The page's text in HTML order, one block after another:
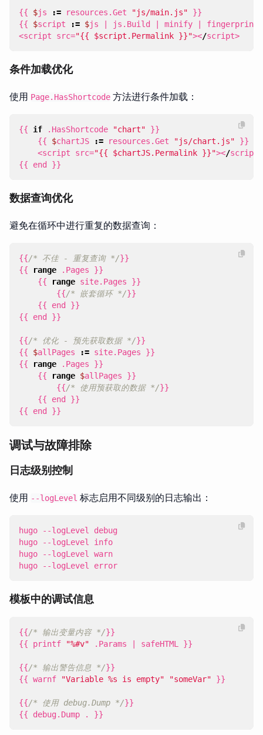
{{ $js := resources .Get "js/main.js"
}}
{{
$script := $js js . Build minify
fingerprint
<script src="{{ $script.Permalink }}"></script>
条件加载优化
使用 Page.HasShortcode 方法进行条件加载：
{{ if . HasShortcode "chart"
}}
{{
$chartJS := resources .Get "js/chart.js"
}}
<script src="{{ $chartJS.Permalink }}"></script
{{
end }}
数据查询优化
避免在循环中进行重复的数据查询：
{{/* 不佳 - 重复查询 */}}
{{
range . Pages
}}
{{
range site. Pages
}}
{{/* 嵌套循环 */}}
{{
end
}}
{{
end }}
{{/* 优化 - 预先获取数据 */}}
{{
$allPages := site. Pages
}}
{{
range . Pages
}}
{{
range $allPages
}}
{{/* 使用预获取的数据 */}}
{{
end
}}
{{
end }}
调试与故障排除
日志级别控制
使用 --logLevel 标志启用不同级别的日志输出：
hugo --logLevel error
模板中的调试信息
{{/* 输出变量内容 */}}
{{
printf "%#v" . Params safeHTML }}
{{/* 输出警告信息 */}}
{{ warnf "Variable %s is empty" "someVar" }}
{{/* 使用 debug.Dump */}}
{{
debug. Dump . }}